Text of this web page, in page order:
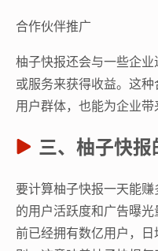
合作伙伴推广
柚子快报还会与一些企
或服务来获得收益。这
用户群体，也能为企业带
三、柚子快
要计算柚子快报一天能
的用户活跃度和广告曝
前已经拥有数亿用户，